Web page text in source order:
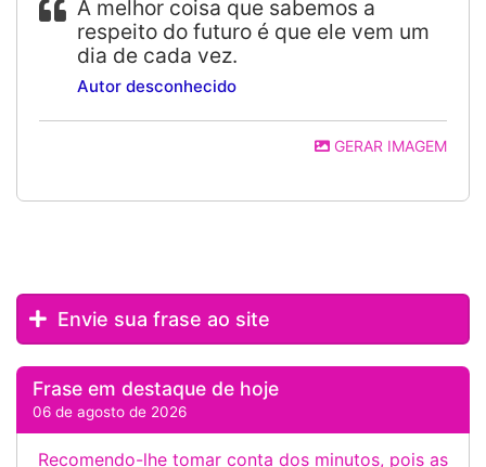
A melhor coisa que sabemos a
respeito do futuro é que ele vem um
dia de cada vez.
Autor desconhecido
GERAR IMAGEM
Envie sua frase ao site
Frase em destaque de hoje
06 de agosto de 2026
Recomendo-lhe tomar conta dos minutos, pois as